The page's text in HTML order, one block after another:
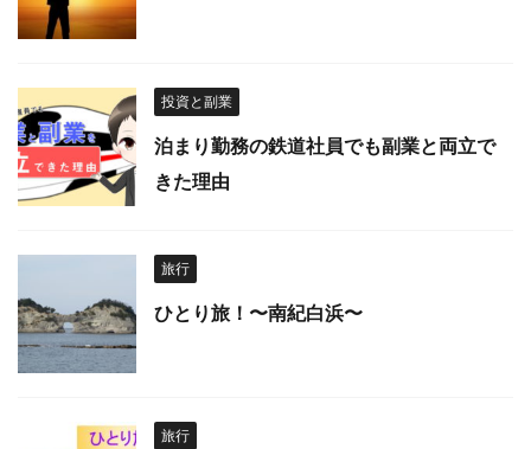
投資と副業
泊まり勤務の鉄道社員でも副業と両立で
きた理由
旅行
ひとり旅！〜南紀白浜〜
旅行